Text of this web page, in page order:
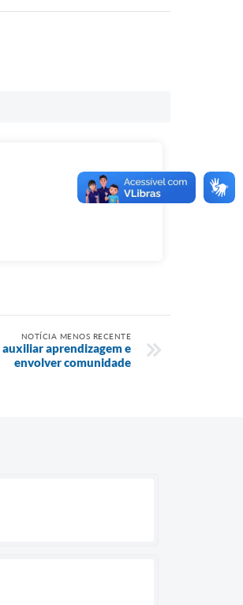
NOTÍCIA MENOS RECENTE
auxiliar aprendizagem e
envolver comunidade